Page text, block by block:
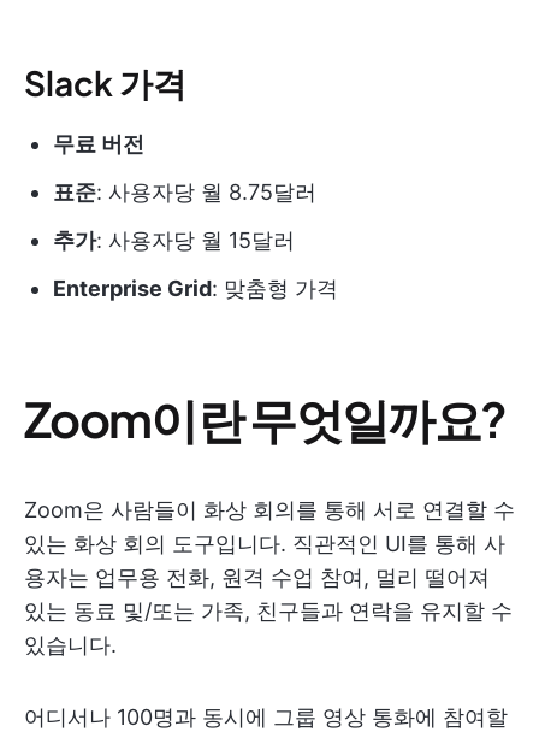
Slack 가격
무료 버전
표준: 사용자당 월 8.75달러
추가: 사용자당 월 15달러
Enterprise Grid: 맞춤형 가격
Zoom이란 무엇일까요?
Zoom은 사람들이 화상 회의를 통해 서로 연결할 수
있는 화상 회의 도구입니다. 직관적인 UI를 통해 사
용자는 업무용 전화, 원격 수업 참여, 멀리 떨어져
있는 동료 및/또는 가족, 친구들과 연락을 유지할 수
있습니다.
어디서나 100명과 동시에 그룹 영상 통화에 참여할